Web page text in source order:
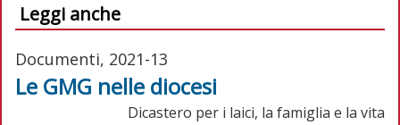
Leggi anche
Documenti, 2021-13
Le GMG nelle diocesi
Dicastero per i laici, la famiglia e la vita